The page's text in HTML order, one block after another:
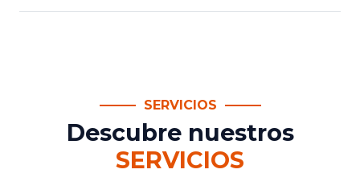
SERVICIOS
Descubre nuestros
SERVICIOS